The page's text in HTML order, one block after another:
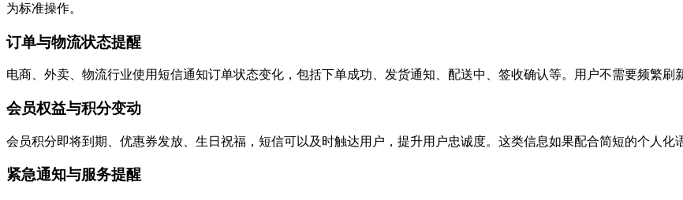
为标准操作。
订单与物流状态提醒
电商、外卖、物流行业使用短信通知订单状态变化，包括下单成功、发货通知、配送中、签收确认等。用户不需要频繁刷
会员权益与积分变动
会员积分即将到期、优惠券发放、生日祝福，短信可以及时触达用户，提升用户忠诚度。这类信息如果配合简短的个人化
紧急通知与服务提醒